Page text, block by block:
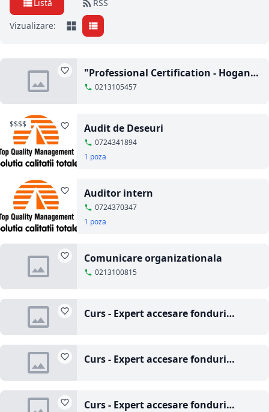
Listă
RSS
Vizualizare:
"Professional Certification - Hogan
Assessment Suite"
0213105457
$$$$ Audit de Deseuri
0724341894
1 poza
Auditor intern
0724370347
1 poza
Comunicare organizationala
0213100815
Curs - Expert accesare fonduri
Curs - Expert accesare fonduri
Curs - Expert accesare fonduri